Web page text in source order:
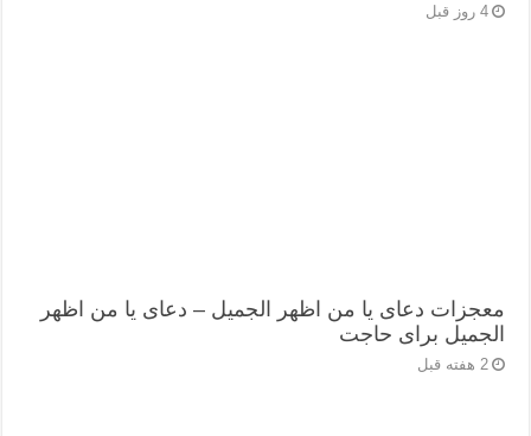
4 روز قبل
معجزات دعای یا من اظهر الجمیل – دعای یا من اظهر
الجمیل برای حاجت
2 هفته قبل